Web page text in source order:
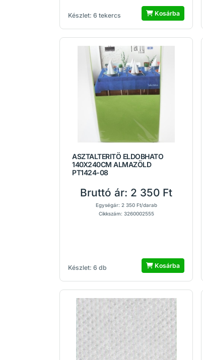
Készlet: 6 tekercs Kosárba
ASZTALTERITÖ ELDOBHATO
140X240CM ALMAZÖLD
PT1424-08
Készlet: 6 db
Bruttó ár: 2 350 Ft
Egységár: 2 350 Ft/darab
Cikkszám: 3260002555
Kosárba